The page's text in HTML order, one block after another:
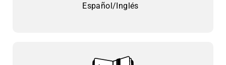
Español/Inglés